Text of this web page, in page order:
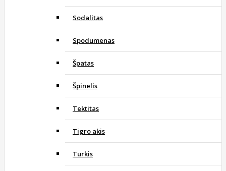
Sodalitas
Spodumenas
Špatas
Špinelis
Tektitas
Tigro akis
Turkis